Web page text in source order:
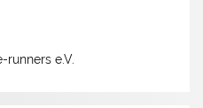
runners e.V.